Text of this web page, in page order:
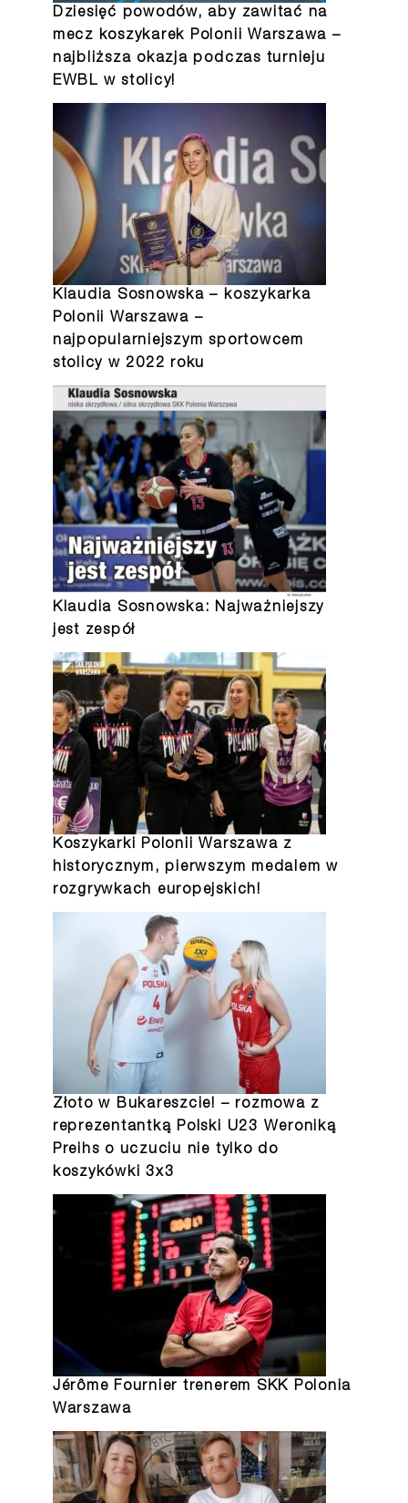
Dziesięć powodów, aby zawitać na
mecz koszykarek Polonii Warszawa –
najbliższa okazja podczas turnieju
EWBL w stolicy!
Klaudia Sosnowska – koszykarka
Polonii Warszawa –
najpopularniejszym sportowcem
stolicy w 2022 roku
Klaudia Sosnowska: Najważniejszy
jest zespół
Koszykarki Polonii Warszawa z
historycznym, pierwszym medalem w
rozgrywkach europejskich!
Złoto w Bukareszcie! – rozmowa z
reprezentantką Polski U23 Weroniką
Preihs o uczuciu nie tylko do
koszykówki 3x3
Jérôme Fournier trenerem SKK Polonia
Warszawa